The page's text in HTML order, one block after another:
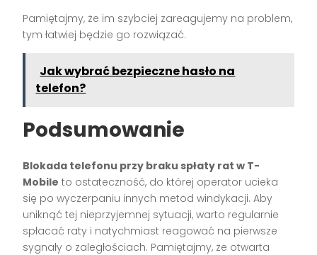
Pamiętajmy, że im szybciej zareagujemy na problem,
tym łatwiej będzie go rozwiązać.
Jak wybrać bezpieczne hasło na
telefon?
Podsumowanie
Blokada telefonu przy braku spłaty rat w T-
Mobile to ostateczność, do której operator ucieka
się po wyczerpaniu innych metod windykacji. Aby
uniknąć tej nieprzyjemnej sytuacji, warto regularnie
spłacać raty i natychmiast reagować na pierwsze
sygnały o zaległościach. Pamiętajmy, że otwarta